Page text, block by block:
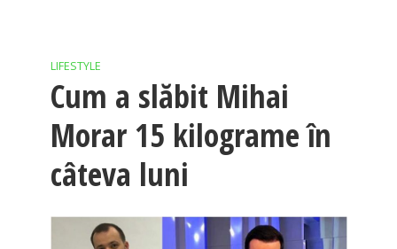
LIFESTYLE
Cum a slăbit Mihai
Morar 15 kilograme în
câteva luni